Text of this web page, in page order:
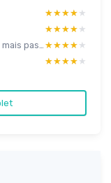
★★★★★
★★★★★
★★★★★
★★★★★
Contenu et intérêt historique : accessible mais pas ultra poussé ★★★★★
★★★★★
★★★★★
★★★★★